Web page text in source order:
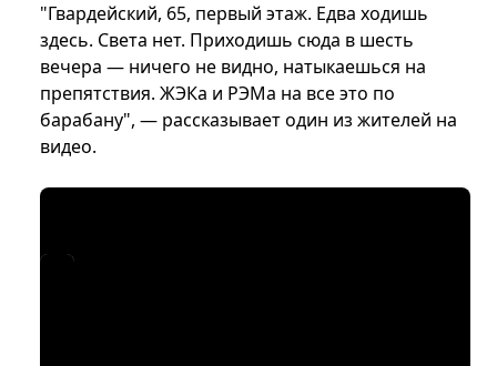
"Гвардейский, 65, первый этаж. Едва ходишь
здесь. Света нет. Приходишь сюда в шесть
вечера — ничего не видно, натыкаешься на
препятствия. ЖЭКа и РЭМа на все это по
барабану", — рассказывает один из жителей на
видео.